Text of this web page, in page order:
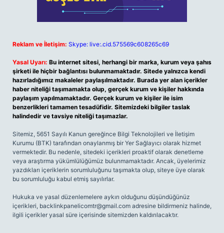
Reklam ve İletişim: Skype: live:.cid.575569c608265c69
Yasal Uyarı: Bu internet sitesi, herhangi bir marka, kurum veya şahıs
şirketi ile hiçbir bağlantısı bulunmamaktadır. Sitede yalnızca kendi
hazırladığımız makaleler paylaşılmaktadır. Burada yer alan içerikler
haber niteliği taşımamakta olup, gerçek kurum ve kişiler hakkında
paylaşım yapılmamaktadır. Gerçek kurum ve kişiler ile isim
benzerlikleri tamamen tesadüfidir. Sitemizdeki bilgiler taslak
halindedir ve tavsiye niteliği taşımazlar.
Sitemiz, 5651 Sayılı Kanun gereğince Bilgi Teknolojileri ve İletişim
Kurumu (BTK) tarafından onaylanmış bir Yer Sağlayıcı olarak hizmet
vermektedir. Bu nedenle, sitedeki içerikleri proaktif olarak denetleme
veya araştırma yükümlülüğümüz bulunmamaktadır. Ancak, üyelerimiz
yazdıkları içeriklerin sorumluluğunu taşımakta olup, siteye üye olarak
bu sorumluluğu kabul etmiş sayılırlar.
Hukuka ve yasal düzenlemelere aykırı olduğunu düşündüğünüz
içerikleri, backlinkpanelicomtr@gmail.com adresine bildirmeniz halinde,
ilgili içerikler yasal süre içerisinde sitemizden kaldırılacaktır.